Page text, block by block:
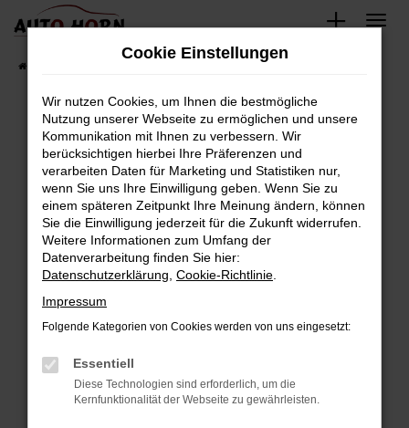
Zum
springen
Fahrzeugbestand
Fehler: Network Error
Beim Laden ist ein Fehler aufgetreten.
Hier sind ein paar Tipps, die dir helfen können:
Überprüfe deine Firewall und deine
Internetverbindung.
Laden andere Webseiten, zum Beispiel deine
Suchmaschine?
Prüfe deine Browsererweiterungen.
können das Laden bestimmter Seiten
verhindern. Funktioniert die Seite in einem
anderen Browser oder in einem privaten
Cookie Einstellungen
Wir nutzen Cookies, um Ihnen die bestmögliche
Nutzung unserer Webseite zu ermöglichen und unsere
Kommunikation mit Ihnen zu verbessern. Wir
berücksichtigen hierbei Ihre Präferenzen und
verarbeiten Daten für Marketing und Statistiken nur,
wenn Sie uns Ihre Einwilligung geben. Wenn Sie zu
einem späteren Zeitpunkt Ihre Meinung ändern, können
Sie die Einwilligung jederzeit für die Zukunft widerrufen.
Weitere Informationen zum Umfang der
Datenverarbeitung finden Sie hier:
Datenschutzerklärung Cookie-Richtlinie
Impressum
Folgende Kategorien von Cookies werden von uns eingesetzt:
Essentiell
Diese Technologien sind erforderlich, um die
Kernfunktionalität der Webseite zu gewährleisten.